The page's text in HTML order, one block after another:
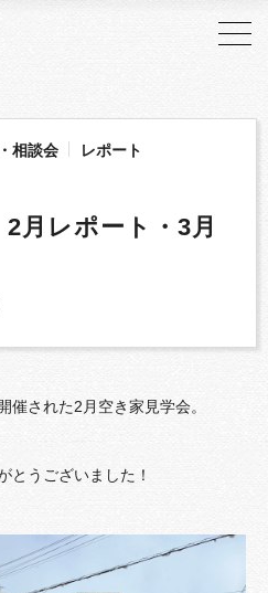
相談会 レポート
2月レポート・3月
催された2月空き家見学会。
とうございました！